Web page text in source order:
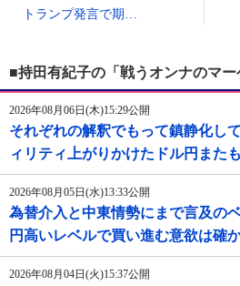
トランプ発言で期…
■持田有紀子の「戦うオンナのマ
2026年08月06日(木)15:29公開
それぞれの解釈でもって鎮静化し
ィリティ上がりかけたドル円また
2026年08月05日(水)13:33公開
為替介入と中東情勢にまで言及の
円高いレベルで買い進む意欲は確
2026年08月04日(火)15:37公開